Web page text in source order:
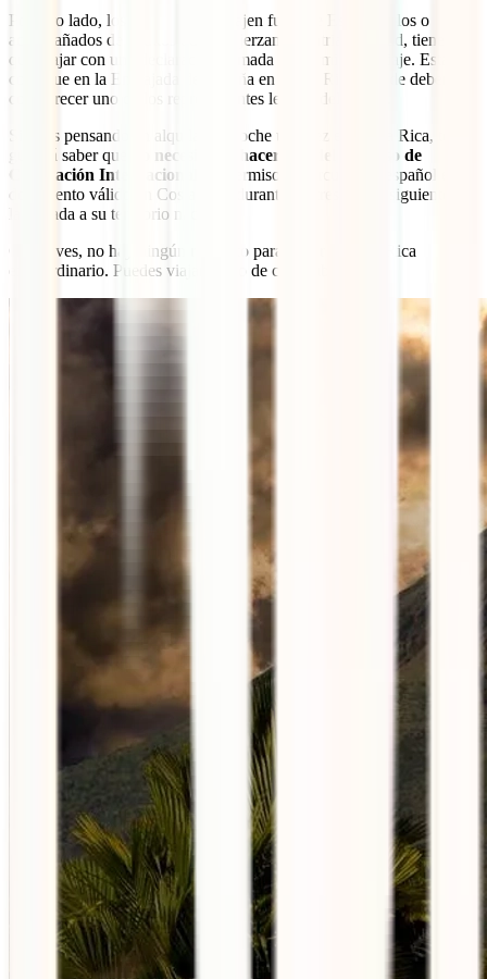
Por otro lado, los menores que viajen fuera de España solos o
acompañados de adultos que no ejerzan su patria potestad, tienen
que viajar con una declaración firmada de permiso de viaje. Esta se
consigue en la Embajada de España en Costa Rica, donde deberá
comparecer uno de los representantes legales del menor.
Si estás pensando en alquilar un coche una vez en Costa Rica, te
gustará saber que
no necesitarás hacer uso del Permiso de
Circulación Internacional
. El permiso de circulación español es un
documento válido en Costa Rica durante los tres meses siguientes a
la entrada a su territorio nacional.
Como ves, no hay ningún requisito para viajar a Costa Rica
extraordinario. Puedes viajar como de costumbre.